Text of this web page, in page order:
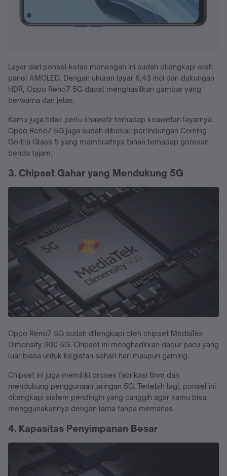
Layar dari ponsel kelas menengah ini sudah dilengkapi oleh
panel AMOLED. Dengan ukuran layar 6,43 inci dan dukungan
HDR, Oppo Reno7 5G dapat menghasilkan gambar yang
berwarna dan jelas.
Kamu juga tidak perlu khawatir terhadap keawetan layarnya.
Oppo Reno7 5G juga sudah dibekali perlindungan Corning
Gorilla Glass 5 yang membuatnya tahan terhadap goresan
benda tajam.
3. Chipset Gahar yang Mendukung 5G
Oppo Reno7 5G sudah dilengkapi oleh chipset MediaTek
Dimensity 900 5G. Chipset ini menghadirkan dapur pacu yang
luar biasa untuk kegiatan sehari-hari maupun gaming.
Chipset ini juga memiliki proses fabrikasi 6nm dan
mendukung penggunaan jaringan 5G. Terlebih lagi, ponsel ini
dilengkapi sistem pendingin yang canggih agar kamu bisa
menggunakannya dengan lama tanpa memanas.
4. Kapasitas Penyimpanan Besar